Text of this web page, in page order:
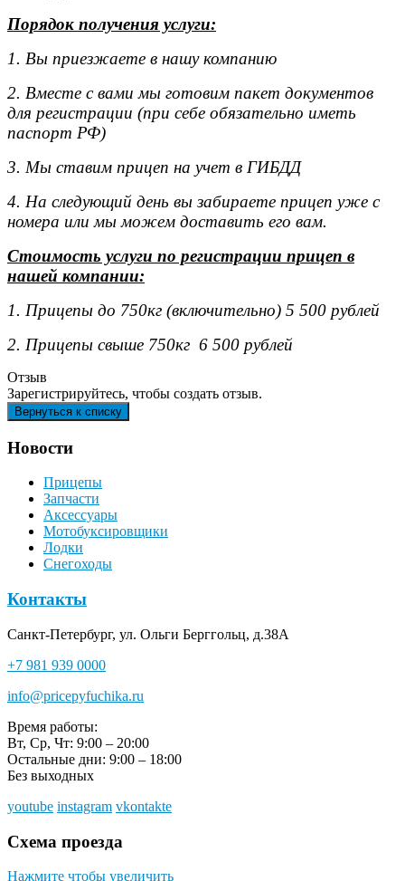
Порядок получения услуги:
1. Вы приезжаете в нашу компанию
2. Вместе с вами мы готовим пакет документов
для регистрации (при себе обязательно иметь
паспорт РФ)
3. Мы ставим прицеп на учет в ГИБДД
4. На следующий день вы забираете прицеп уже с
номера или мы можем доставить его вам.
Стоимость услуги по регистрации прицеп в
нашей компании:
1. Прицепы до 750кг (включительно) 5 500 рублей
2. Прицепы свыше 750кг 6 500 рублей
Отзыв
Зарегистрируйтесь, чтобы создать отзыв.
Новости
Прицепы
Запчасти
Аксессуары
Мотобуксировщики
Лодки
Снегоходы
Контакты
Санкт-Петербург, ул. Ольги Берггольц, д.38А
+7 981 939 0000
info@pricepyfuchika.ru
Время работы:
Вт, Ср, Чт: 9:00 – 20:00
Остальные дни: 9:00 – 18:00
Без выходных
youtube instagram vkontakte
Схема проезда
Нажмите чтобы увеличить